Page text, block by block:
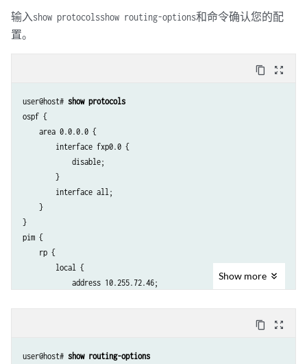
输入show protocolsshow routing-options和命令确认您的配
置。
content_copy zoom_out_map
user@host# show protocols
ospf {
    area 0.0.0.0 {
        interface fxp0.0 {
            disable;
        }
        interface all;
    }
}
pim {
    rp {
        local {
            address 10.255.72.46;
    }
Show more
content_copy zoom_out_map
user@host# show routing-options